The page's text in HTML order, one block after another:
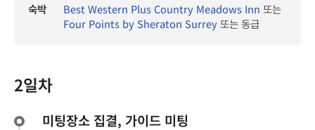
숙박
Best Western Plus Country Meadows Inn 또는
Four Points by Sheraton Surrey또는 동급
2일차
미팅장소 집결, 가이드 미팅